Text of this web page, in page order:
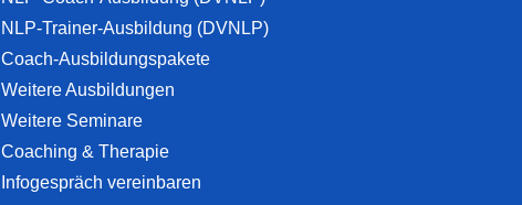
NLP-Trainer-Ausbildung (DVNLP)
Coach-Ausbildungspakete
Weitere Ausbildungen
Weitere Seminare
Coaching & Therapie
Infogespräch vereinbaren